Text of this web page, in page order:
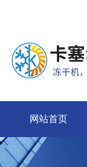
网站首页